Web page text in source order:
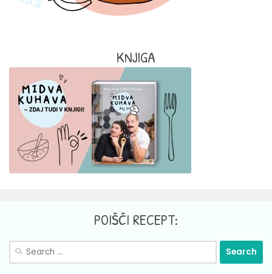
KNJIGA
POIŠČI RECEPT:
Search